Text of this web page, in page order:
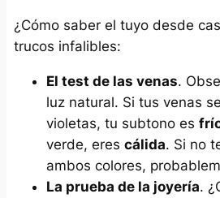
¿Cómo saber el tuyo desde
trucos infalibles:
El test de las venas.
luz natural. Si tus venas
violetas, tu subtono es
verde, eres cálida. Si no
ambos colores,
La prueba de la joyería.